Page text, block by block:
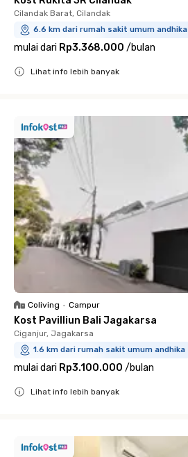
Cilandak Barat, Cilandak
6.6 km dari rumah sakit umum andhika
mulai dari Rp3.368.000 /bulan
Lihat info lebih banyak
Coliving • Campur
Kost Pavilliun Bali Jagakarsa
Ciganjur, Jagakarsa
1.6 km dari rumah sakit umum andhika
mulai dari Rp3.100.000 /bulan
Lihat info lebih banyak